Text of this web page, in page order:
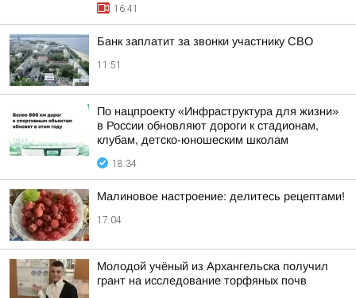
16:41
Банк заплатит за звонки участнику СВО
11:51
По нацпроекту «Инфраструктура для жизни»
в России обновляют дороги к стадионам,
клубам, детско-юношеским школам
18:34
Малиновое настроение: делитесь рецептами!
17:04
Молодой учёный из Архангельска получил
грант на исследование торфяных почв